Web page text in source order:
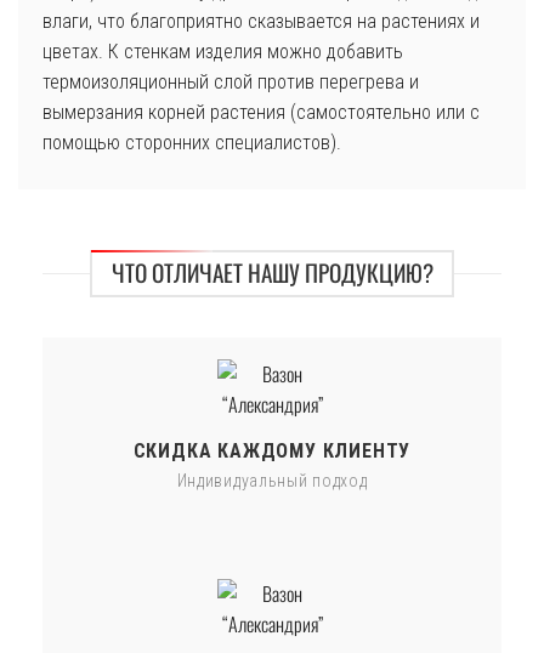
влаги, что благоприятно сказывается на растениях и
цветах. К стенкам изделия можно добавить
термоизоляционный слой против перегрева и
вымерзания корней растения (самостоятельно или с
помощью сторонних специалистов).
ЧТО ОТЛИЧАЕТ НАШУ ПРОДУКЦИЮ?
СКИДКА КАЖДОМУ КЛИЕНТУ
Индивидуальный подход